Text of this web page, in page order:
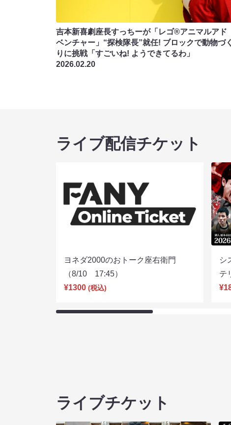
吉本新喜劇座長すっちーが「レゴ®アニマルアド
ベンチャー」“探検隊長”就任! ブロックで動物づく
りに挑戦「すごいね! ようできてるわ」
2026.02.20
ライブ配信チケット
ヨネダ2000のおトーク座右衛門
（8/10 17:45）
¥1300 (税込)
シ
テ
ライブチケット